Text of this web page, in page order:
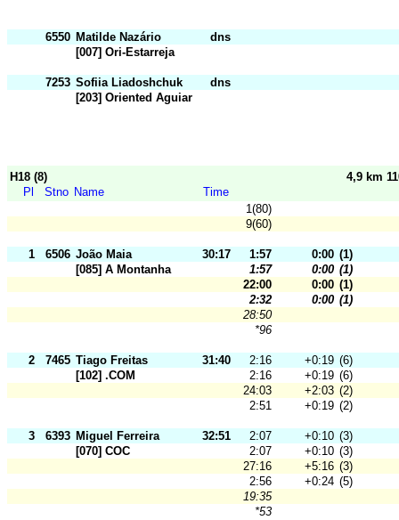
6550 Matilde Nazário
dns
[007] Ori-Estarreja
7253 Sofiia Liadoshchuk
dns
[203] Oriented Aguiar
H18 (8)
4,9 km
Pl
Stno Name
Time
1(80)
9(60)
1 6506 João Maia 30:17 1:57 0:00 (1)
[085] A Montanha
1:57 0:00 (1)
22:00
0:00 (1)
2:32
0:00 (1)
28:50
*96
2 7465 Tiago Freitas 31:40 2:16 +0:19 (6)
[102] .COM
2:16 +0:19 (6)
24:03
+2:03 (2)
2:51
+0:19 (2)
3 6393 Miguel Ferreira 32:51 2:07 +0:10 (3)
[070] COC
2:07 +0:10 (3)
27:16
+5:16 (3)
2:56
+0:24 (5)
19:35
*53